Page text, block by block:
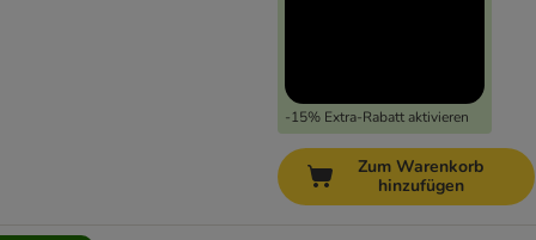
-15% Extra-Rabatt aktivieren
Zum Warenkorb
hinzufügen